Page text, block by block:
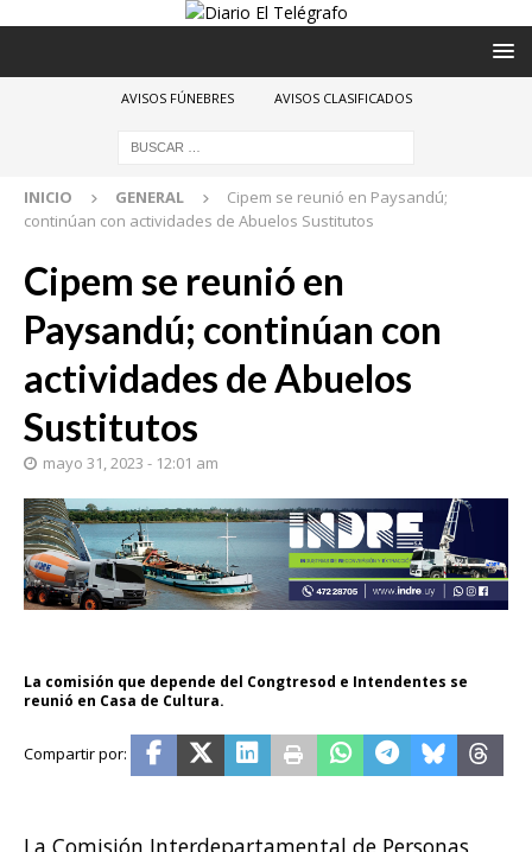
AVISOS FÚNEBRES AVISOS CLASIFICADOS
INICIO GENERAL
Cipem se reunió en Paysandú;
continúan con actividades de Abuelos Sustitutos
Cipem se reunió en
Paysandú; continúan con
actividades de Abuelos
Sustitutos
mayo 31, 2023 - 12:01 am
La comisión que depende del Congtresod e Intendentes se
reunió en Casa de Cultura.
La Comisión Interdepartamental de Personas